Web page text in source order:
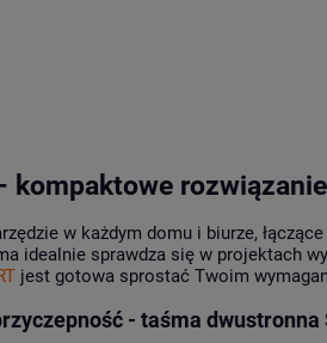
kompaktowe
w każdym domu i biurze,
idealnie sprawdza się w projektach
jest gotowa sprostać Twoim
- taśma dwustronna